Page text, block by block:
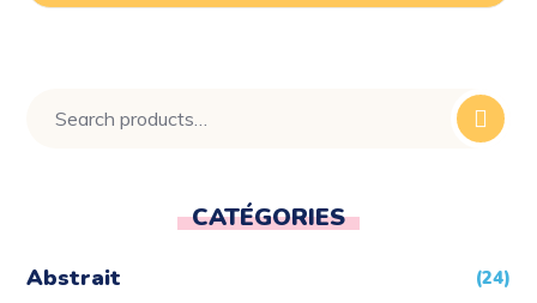
CATÉGORIES
Abstrait (24)